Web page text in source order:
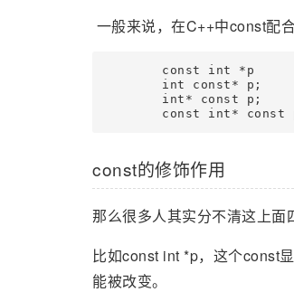
一般来说，在C++中const配
const int* const
const的修饰作用
那么很多人其实分不清这上面
比如const int *p，这个const
能被改变。